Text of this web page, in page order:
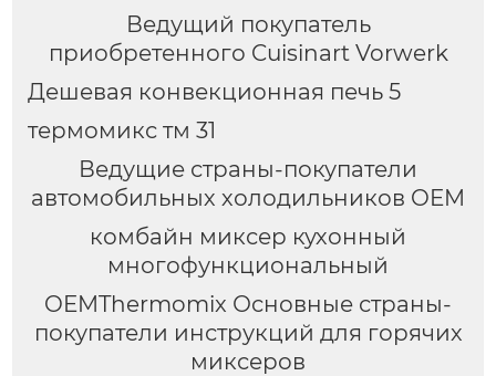
Ведущий покупатель
приобретенного Cuisinart Vorwerk
Дешевая конвекционная печь 5
термомикс тм 31
Ведущие страны-покупатели
автомобильных холодильников OEM
комбайн миксер кухонный
многофункциональный
OEMThermomix Основные страны-
покупатели инструкций для горячих
миксеров